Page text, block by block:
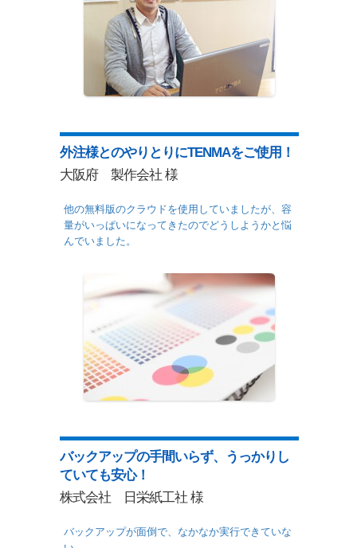
外注様とのやりとりにTENMAをご使用！
大阪府 製作会社 様
他の無料版のクラウドを使用していましたが、容
量がいっぱいになってきたのでどうしようかと悩
んでいました。
バックアップの手間いらず、うっかりし
ていても安心！
株式会社 日栄紙工社 様
バックアップが面倒で、なかなか実行できていな